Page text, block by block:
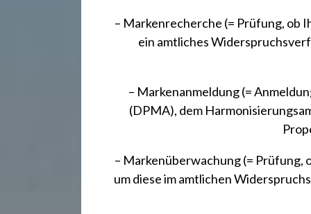
– Markenrecherche (= Prüfung, ob
ein amtliches
– Markenanmeldung (=
(DPMA), dem
– Markenüberwachung (=
um diese im amtlichen